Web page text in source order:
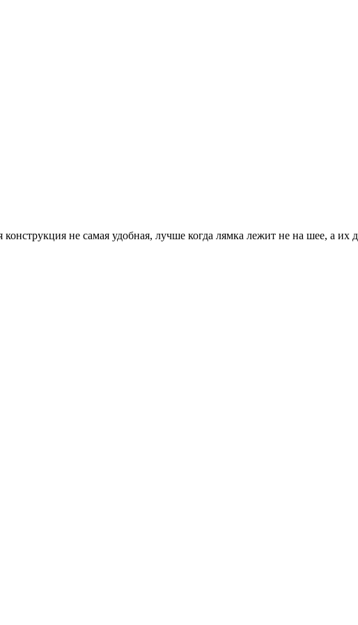
не самая удобная, лучше когда лямка лежит не на шее, а их